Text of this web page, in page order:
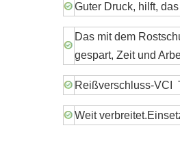
Guter Druck, hilft,
Das mit dem
gespart, Zeit und
Reißverschluss-VCI
Weit